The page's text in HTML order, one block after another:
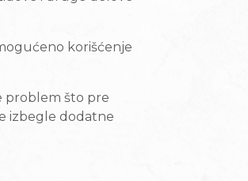
korišćenje
problem što pre
izbegle dodatne